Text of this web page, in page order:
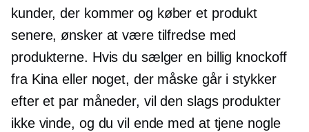
kunder, der kommer og køber et produkt
senere, ønsker at være tilfredse med
produkterne. Hvis du sælger en billig knockoff
fra Kina eller noget, der måske går i stykker
efter et par måneder, vil den slags produkter
ikke vinde, og du vil ende med at tjene nogle